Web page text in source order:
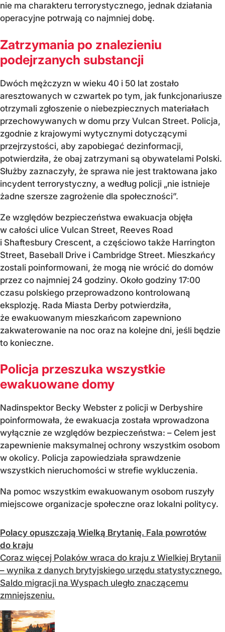
nie ma charakteru terrorystycznego, jednak działania
operacyjne potrwają co najmniej dobę.
Zatrzymania po znalezieniu
podejrzanych substancji
Dwóch mężczyzn w wieku 40 i 50 lat zostało
aresztowanych w czwartek po tym, jak funkcjonariusze
otrzymali zgłoszenie o niebezpiecznych materiałach
przechowywanych w domu przy Vulcan Street. Policja,
zgodnie z krajowymi wytycznymi dotyczącymi
przejrzystości, aby zapobiegać dezinformacji,
potwierdziła, że obaj zatrzymani są obywatelami Polski.
Służby zaznaczyły, że sprawa nie jest traktowana jako
incydent terrorystyczny, a według policji „nie istnieje
żadne szersze zagrożenie dla społeczności”.
Ze względów bezpieczeństwa ewakuacja objęła
w całości ulice Vulcan Street, Reeves Road
i Shaftesbury Crescent, a częściowo także Harrington
Street, Baseball Drive i Cambridge Street. Mieszkańcy
zostali poinformowani, że mogą nie wrócić do domów
przez co najmniej 24 godziny. Około godziny 17:00
czasu polskiego przeprowadzono kontrolowaną
eksplozję. Rada Miasta Derby potwierdziła,
że ewakuowanym mieszkańcom zapewniono
zakwaterowanie na noc oraz na kolejne dni, jeśli będzie
to konieczne.
Policja przeszuka wszystkie
ewakuowane domy
Nadinspektor Becky Webster z policji w Derbyshire
poinformowała, że ewakuacja została wprowadzona
wyłącznie ze względów bezpieczeństwa: – Celem jest
zapewnienie maksymalnej ochrony wszystkim osobom
w okolicy. Policja zapowiedziała sprawdzenie
wszystkich nieruchomości w strefie wykluczenia.
Na pomoc wszystkim ewakuowanym osobom ruszyły
miejscowe organizacje społeczne oraz lokalni politycy.
Polacy opuszczają Wielką Brytanię. Fala powrotów
do kraju
Coraz więcej Polaków wraca do kraju z Wielkiej Brytanii
– wynika z danych brytyjskiego urzędu statystycznego.
Saldo migracji na Wyspach uległo znaczącemu
zmniejszeniu.